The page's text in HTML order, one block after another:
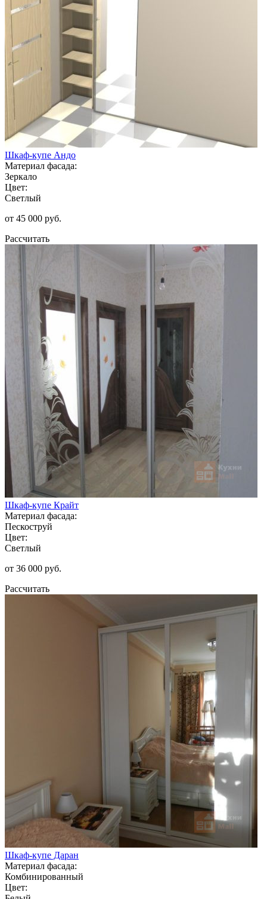
Шкаф-купе Андо
Материал фасада:
Зеркало
Цвет:
Светлый
от 45 000 руб.
Рассчитать
Шкаф-купе Крайт
Материал фасада:
Пескоструй
Цвет:
Светлый
от 36 000 руб.
Рассчитать
Шкаф-купе Даран
Материал фасада:
Комбинированный
Цвет: